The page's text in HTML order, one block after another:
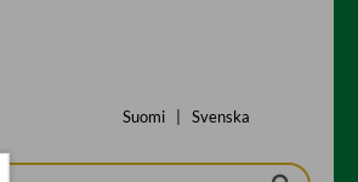
Suomi Svenska